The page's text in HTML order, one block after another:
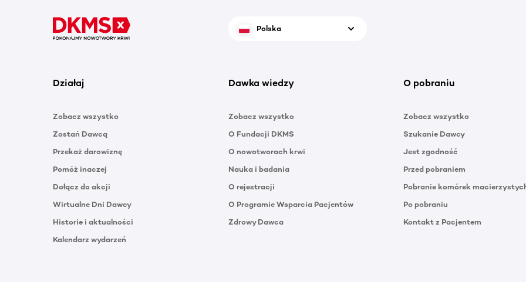
Polska
Działaj
Zobacz wszystko
Zostań Dawcą
Przekaż darowiznę
Pomóż inaczej
Dołącz do akcji
Wirtualne Dni Dawcy
Historie i aktualności
Kalendarz wydarzeń
Dawka wiedzy
Zobacz wszystko
O Fundacji DKMS
O nowotworach krwi
Nauka i badania
O rejestracji
O Programie Wsparcia Pacjentów
Zdrowy Dawca
O pobraniu
Zobacz wszystko
Szukanie Dawcy
Jest zgodność
Przed pobraniem
Pobranie komórek
Po pobraniu
Kontakt z Pacjentem